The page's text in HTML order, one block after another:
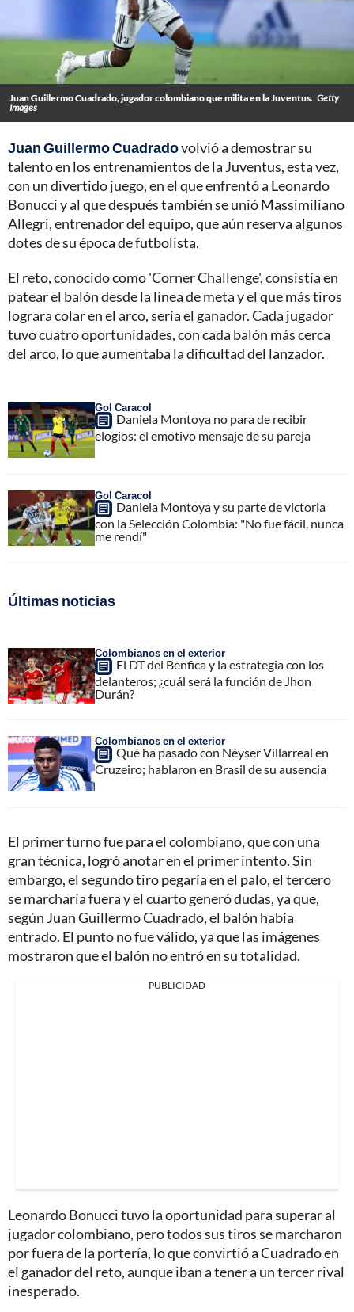
Juan Guillermo Cuadrado, jugador colombiano que milita en la Juventus. Getty
Images
Juan Guillermo Cuadradovolvió a demostrar su
talento en los entrenamientos de la Juventus, esta vez,
con un divertido juego, en el que enfrentó a Leonardo
Bonucci y al que después también se unió Massimiliano
Allegri, entrenador del equipo, que aún reserva algunos
dotes de su época de futbolista.
El reto, conocido como 'Corner Challenge', consistía en
patear el balón desde la línea de meta y el que más tiros
lograra colar en el arco, sería el ganador. Cada jugador
tuvo cuatro oportunidades, con cada balón más cerca
del arco, lo que aumentaba la dificultad del lanzador.
Gol Caracol
Daniela Montoya no para de recibir
elogios: el emotivo mensaje de su pareja
Gol Caracol
Daniela Montoya y su parte de victoria
con la Selección Colombia: "No fue fácil, nunca
me rendí"
Últimas noticias
Colombianos en el exterior
El DT del Benfica y la estrategia con los
delanteros; ¿cuál será la función de Jhon
Durán?
Colombianos en el exterior
Qué ha pasado con Néyser Villarreal en
Cruzeiro; hablaron en Brasil de su ausencia
El primer turno fue para el colombiano, que con una
gran técnica, logró anotar en el primer intento. Sin
embargo, el segundo tiro pegaría en el palo, el tercero
se marcharía fuera y el cuarto generó dudas, ya que,
según Juan Guillermo Cuadrado, el balón había
entrado. El punto no fue válido, ya que las imágenes
mostraron que el balón no entró en su totalidad.
PUBLICIDAD
Leonardo Bonucci tuvo la oportunidad para superar al
jugador colombiano, pero todos sus tiros se marcharon
por fuera de la portería, lo que convirtió a Cuadrado en
el ganador del reto, aunque iban a tener a un tercer rival
inesperado.